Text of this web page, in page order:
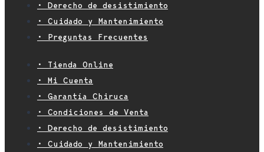
• Derecho de desistimiento
• Cuidado y Mantenimiento
• Preguntas Frecuentes
• Tienda Online
• Mi Cuenta
• Garantía Chiruca
• Condiciones de Venta
• Derecho de desistimiento
• Cuidado y Mantenimiento